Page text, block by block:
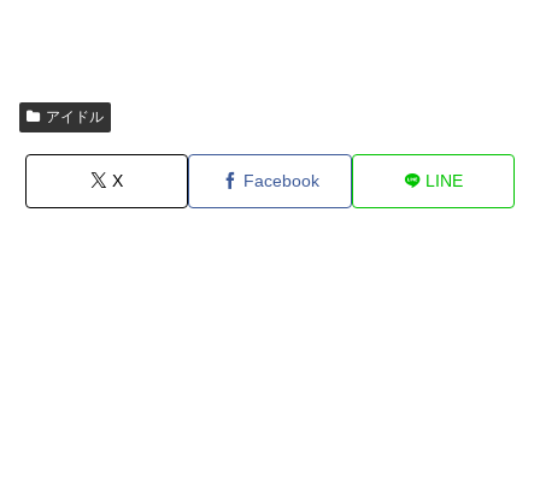
アイドル
X Facebook LINE